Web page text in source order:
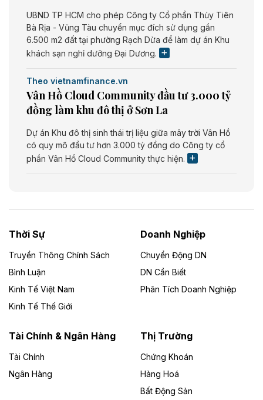
UBND TP HCM cho phép Công ty Cổ phần Thủy Tiên
Bà Rịa - Vũng Tàu chuyển mục đích sử dụng gần
6.500 m2 đất tại phường Rạch Dừa để làm dự án Khu
khách sạn nghỉ dưỡng Đại Dương.
Theo vietnamfinance.vn
Vân Hồ Cloud Community đầu tư 3.000 tỷ
đồng làm khu đô thị ở Sơn La
Dự án Khu đô thị sinh thái trị liệu giữa mây trời Vân Hồ
có quy mô đầu tư hơn 3.000 tỷ đồng do Công ty cổ
phần Vân Hồ Cloud Community thực hiện.
Dự án Nhà máy xử lý rác và phát điện Bắc Giang do
Công ty TNHH Năng lượng môi trường Bắc Giang làm
Theo vietnamfinance.vn
Đức Long Gia Lai mở rộng ‘hệ sinh thái’
Lai
Bốn doanh nghiệp có sự góp vốn của Công ty Cổ
phần Tập đoàn Đức Long Gia Lai (HoSE: DLG) được
Gia Lai với tổng vốn hơn 4.750 tỷ đồng.
Thời Sự
Truyền Thông Chính Sách
Bình Luận
Kinh Tế Việt Nam
Kinh Tế Thế Giới
Doanh Nghiệp
Chuyển Động DN
DN Cần Biết
Phân Tích Doanh Nghiệp
Tài Chính & Ngân Hàng
Tài Chính
Ngân Hàng
Thị Trường
Chứng Khoán
Hàng Hoá
Bất Động Sản